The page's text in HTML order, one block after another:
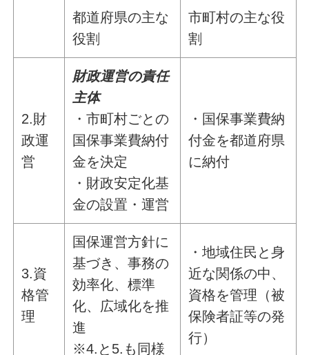
都道府県の主な
役割
市町村の主な役
割
2.財
政運
営
財政運営の責任
主体
・市町村ごとの
国保事業費納付
金を決定
・財政安定化基
金の設置・運営
・国保事業費納
付金を都道府県
に納付
3.資
格管
理
国保運営方針に
基づき、事務の
効率化、標準
化、広域化を推
進
※4.と5.も同様
・地域住民と身
近な関係の中、
資格を管理（被
保険者証等の発
行）